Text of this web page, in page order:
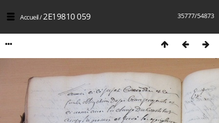
35777/54873
Accueil/2E19810 059